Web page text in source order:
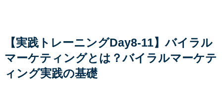
【実践トレーニングDay8-11】バイラル
マーケティングとは？バイラルマーケテ
ィング実践の基礎